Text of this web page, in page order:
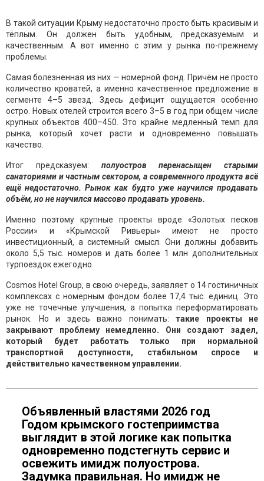
В такой ситуации Крыму недостаточно просто быть красивым и
тёплым. Он должен быть удобным, предсказуемым и
качественным. А вот именно с этим у рынка по-прежнему
проблемы.
Самая болезненная из них — номерной фонд. Причём не просто
количество кроватей, а именно качественное предложение в
сегменте 4–5 звезд. Здесь дефицит ощущается особенно
остро. Новых отелей строится всего 3–5 в год при общем числе
крупных объектов 400–450. Это крайне медленный темп для
рынка, который хочет расти и одновременно повышать
качество.
Итог предсказуем: полуостров перенасыщен старыми
санаториями и частным сектором, а современного продукта всё
ещё недостаточно. Рынок как будто уже научился продавать
объём, но не научился массово продавать уровень.
Именно поэтому крупные проекты вроде «Золотых песков
России» и «Крымской Ривьеры» имеют не просто
инвестиционный, а системный смысл. Они должны добавить
около 5,5 тыс. номеров и дать более 1 млн дополнительных
турпоездок ежегодно.
Cosmos Hotel Group, в свою очередь, заявляет о 14 гостиничных
комплексах с номерным фондом более 17,4 тыс. единиц. Это
уже не точечные улучшения, а попытка переформатировать
рынок. Но и здесь важно понимать: такие проекты не
закрывают проблему немедленно. Они создают задел,
который будет работать только при нормальной
транспортной доступности, стабильном спросе и
действительно качественном управлении.
Объявленный властями 2026 год
Годом крымского гостеприимства
выглядит в этой логике как попытка
одновременно подстегнуть сервис и
освежить имидж полуострова.
Задумка правильная. Но имидж не